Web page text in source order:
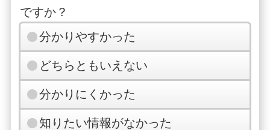
ですか？
分かりやすかった
どちらともいえない
分かりにくかった
知りたい情報がなかった